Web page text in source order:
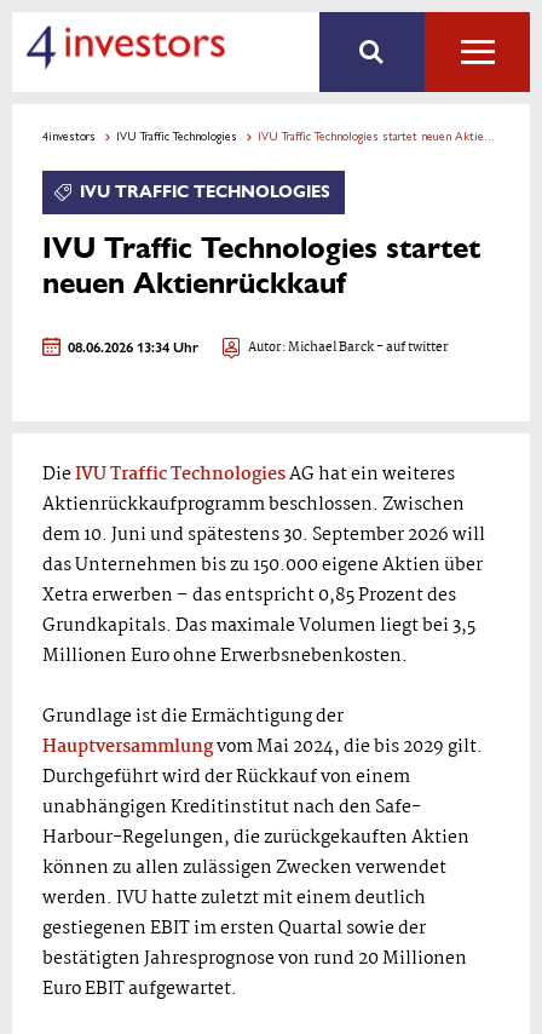
4investors IVU Traffic Technologies IVU Traffic Technologies startet neuen Aktienrückkauf
IVU TRAFFIC TECHNOLOGIES
IVU Traffic Technologies startet
neuen Aktienrückkauf
08.06.2026 13:34 Uhr Autor:Michael Barck- auf twitter
DieIVU Traffic TechnologiesAG hat ein weiteres
Aktienrückkaufprogramm beschlossen. Zwischen
dem 10. Juni und spätestens 30. September 2026 will
das Unternehmen bis zu 150.000 eigene Aktien über
Xetra erwerben – das entspricht 0,85 Prozent des
Grundkapitals. Das maximale Volumen liegt bei 3,5
Millionen Euro ohne Erwerbsnebenkosten.
Grundlage ist die Ermächtigung der
Hauptversammlungvom Mai 2024, die bis 2029 gilt.
Durchgeführt wird der Rückkauf von einem
unabhängigen Kreditinstitut nach den Safe-
Harbour-Regelungen, die zurückgekauften Aktien
können zu allen zulässigen Zwecken verwendet
werden. IVU hatte zuletzt mit einem deutlich
gestiegenen EBIT im ersten Quartal sowie der
bestätigten Jahresprognose von rund 20 Millionen
Euro EBIT aufgewartet.